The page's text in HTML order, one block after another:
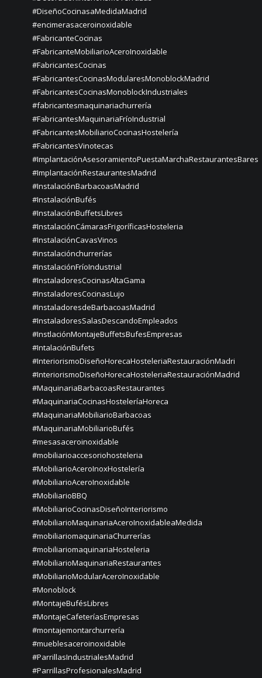
#DiseñoCocinasaMedidaMadrid
#encimerasaceroinoxidable
#FabricanteCocinas
#FabricanteMobiliarioAceroInoxidable
#FabricantesCocinas
#FabricantesCocinasModularesMonoblockMadrid
#FabricantesCocinasMonoblockIndustriales
#fabricantesmaquinariachurrería
#FabricantesMaquinariaFríoIndustrial
#FabricantesMobiliarioCocinasHostelería
#FabricantesVinotecas
#ImplantaciónAsesoramientoPuestaMarchaRestaurantesBares
#ImplantaciónRestaurantesMadrid
#InstalaciónBarbacoasMadrid
#InstalaciónBufés
#InstalaciónBuffetsLibres
#InstalaciónCámarasFrigoríficasHosteleria
#InstalaciónCavasVinos
#instalaciónchurrerías
#InstalaciónFríoIndustrial
#InstaladoresCocinasAltaGama
#InstaladoresCocinasLujo
#InstaladoresdeBarbacoasMadrid
#InstaladoresSalasDescandoEmpleados
#InstlaciónMontajeBuffetsBufesEmpresas
#IntalaciónBufets
#InteriorismoDiseñoHorecaHosteleriaRestauraciónMadri
#InteriorismoDiseñoHorecaHosteleriaRestauraciónMadrid
#MaquinariaBarbacoasRestaurantes
#MaquinariaCocinasHosteleríaHoreca
#MaquinariaMobiliarioBarbacoas
#MaquinariaMobiliarioBufés
#mesasaceroinoxidable
#mobiliarioaccesoriohosteleria
#MobiliarioAceroInoxHostelería
#MobiliarioAceroInoxidable
#MobiliarioBBQ
#MobiliarioCocinasDiseñoInteriorismo
#MobiliarioMaquinariaAceroInoxidableaMedida
#mobiliariomaquinariaChurrerías
#mobiliariomaquinariaHosteleria
#MobiliarioMaquinariaRestaurantes
#MobiliarioModularAceroInoxidable
#Monoblock
#MontajeBufésLibres
#MontajeCafeteríasEmpresas
#montajemontarchurrería
#mueblesaceroinoxidable
#ParrillasIndustrialesMadrid
#ParrillasProfesionalesMadrid